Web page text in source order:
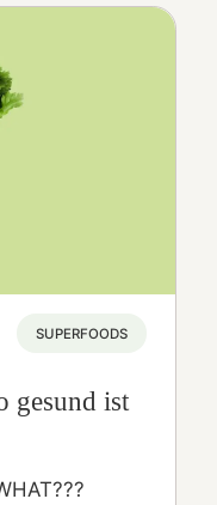
SUPERFOODS
gesund ist